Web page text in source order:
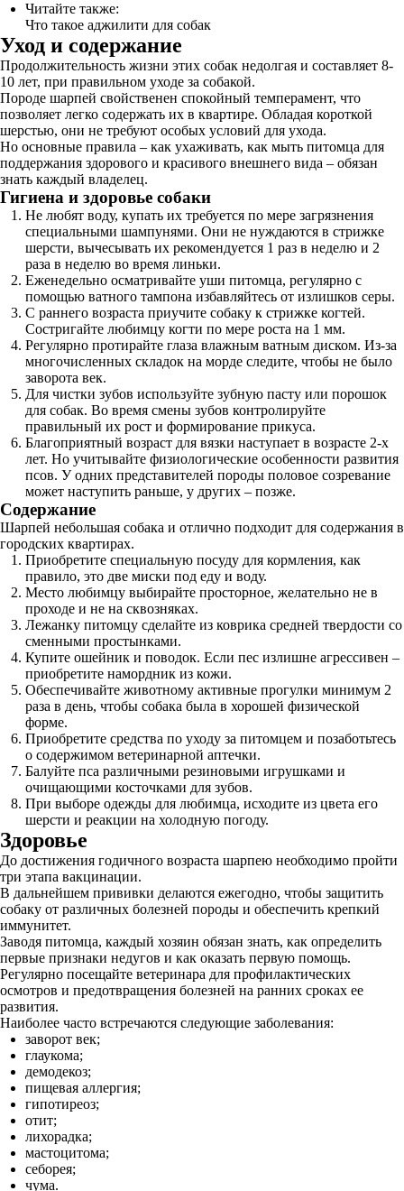
Читайте также:
Что такое аджилити для собак
Уход и содержание
Продолжительность жизни этих собак недолгая и составляет 8-
10 лет, при правильном уходе за собакой.
Породе шарпей свойственен спокойный темперамент, что
позволяет легко содержать их в квартире. Обладая короткой
шерстью, они не требуют особых условий для ухода.
Но основные правила – как ухаживать, как мыть питомца для
поддержания здорового и красивого внешнего вида – обязан
знать каждый владелец.
Гигиена и здоровье собаки
Не любят воду, купать их требуется по мере загрязнения
специальными шампунями. Они не нуждаются в стрижке
шерсти, вычесывать их рекомендуется 1 раз в неделю и 2
раза в неделю во время линьки.
Еженедельно осматривайте уши питомца, регулярно с
помощью ватного тампона избавляйтесь от излишков серы.
С раннего возраста приучите собаку к стрижке когтей.
Состригайте любимцу когти по мере роста на 1 мм.
Регулярно протирайте глаза влажным ватным диском. Из-за
многочисленных складок на морде следите, чтобы не было
заворота век.
Для чистки зубов используйте зубную пасту или порошок
для собак. Во время смены зубов контролируйте
правильный их рост и формирование прикуса.
Благоприятный возраст для вязки наступает в возрасте 2-х
лет. Но учитывайте физиологические особенности развития
псов. У одних представителей породы половое созревание
может наступить раньше, у других – позже.
Содержание
Шарпей небольшая собака и отлично подходит для содержания в
городских квартирах.
Приобретите специальную посуду для кормления, как
правило, это две миски под еду и воду.
Место любимцу выбирайте просторное, желательно не в
проходе и не на сквозняках.
Лежанку питомцу сделайте из коврика средней твердости со
сменными простынками.
Купите ошейник и поводок. Если пес излишне агрессивен –
приобретите намордник из кожи.
Обеспечивайте животному активные прогулки минимум 2
раза в день, чтобы собака была в хорошей физической
форме.
Приобретите средства по уходу за питомцем и позаботьтесь
о содержимом ветеринарной аптечки.
Балуйте пса различными резиновыми игрушками и
очищающими косточками для зубов.
При выборе одежды для любимца, исходите из цвета его
шерсти и реакции на холодную погоду.
Здоровье
До достижения годичного возраста шарпею необходимо пройти
три этапа вакцинации.
В дальнейшем прививки делаются ежегодно, чтобы защитить
собаку от различных болезней породы и обеспечить крепкий
иммунитет.
Заводя питомца, каждый хозяин обязан знать, как определить
первые признаки недугов и как оказать первую помощь.
Регулярно посещайте ветеринара для профилактических
осмотров и предотвращения болезней на ранних сроках ее
развития.
Наиболее часто встречаются следующие заболевания:
заворот век;
глаукома;
демодекоз;
пищевая аллергия;
гипотиреоз;
отит;
лихорадка;
мастоцитома;
себорея;
чума.